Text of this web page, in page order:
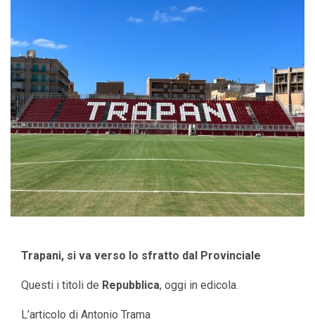
Trapani, si va verso lo sfratto dal Provinciale
Questi i titoli de Repubblica, oggi in edicola.
L’articolo di Antonio Trama